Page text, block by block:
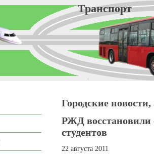
Городские
РЖД восстановили
студентов
22 августа 2011